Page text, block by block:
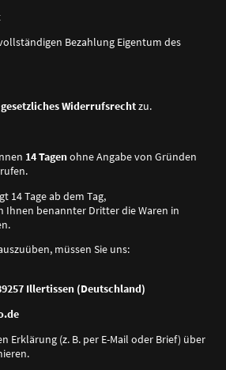
Bezahlung Eigentum des
gesetzliches Widerrufsrechtzu.
14 Tagenohne Angabe von Gründen
14 Tage ab dem Tag,
Ihnen benannter Dritter die Waren in
müssen Sie uns:
Illertissen (Deutschland)
Erklärung (z. B. per E-Mail oder Brief) über